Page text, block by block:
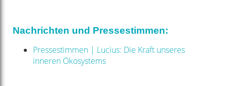
Nachrichten und Pressestimmen:
Pressestimmen | Lucius: Die Kraft unseres
inneren Ökosystems